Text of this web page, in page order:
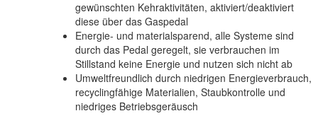
gewünschten Kehraktivitäten, aktiviert/deaktiviert
diese über das Gaspedal
Energie- und materialsparend, alle Systeme sind
durch das Pedal geregelt, sie verbrauchen im
Stillstand keine Energie und nutzen sich nicht ab
Umweltfreundlich durch niedrigen Energieverbrauch,
recyclingfähige Materialien, Staubkontrolle und
niedriges Betriebsgeräusch